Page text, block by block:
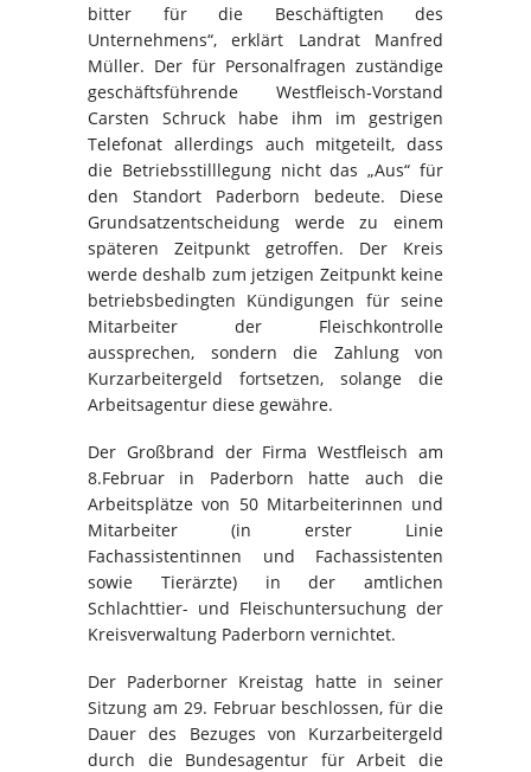
bitter für die Beschäftigten des
Unternehmens“, erklärt Landrat Manfred
Müller. Der für Personalfragen zuständige
geschäftsführende Westfleisch‐Vorstand
Carsten Schruck habe ihm im gestrigen
Telefonat allerdings auch mitgeteilt, dass
die Betriebsstilllegung nicht das „Aus“ für
den Standort Paderborn bedeute. Diese
Grundsatzentscheidung werde zu einem
späteren Zeitpunkt getroffen. Der Kreis
werde deshalb zum jetzigen Zeitpunkt keine
betriebsbedingten Kündigungen für seine
Mitarbeiter der Fleischkontrolle
aussprechen, sondern die Zahlung von
Kurzarbeitergeld fortsetzen, solange die
Arbeitsagentur diese gewähre.
Der Großbrand der Firma Westfleisch am
8.Februar in Paderborn hatte auch die
Arbeitsplätze von 50 Mitarbeiterinnen und
Mitarbeiter (in erster Linie
Fachassistentinnen und Fachassistenten
sowie Tierärzte) in der amtlichen
Schlachttier- und Fleischuntersuchung der
Kreisverwaltung Paderborn vernichtet.
Der Paderborner Kreistag hatte in seiner
Sitzung am 29. Februar beschlossen, für die
Dauer des Bezuges von Kurzarbeitergeld
durch die Bundesagentur für Arbeit die